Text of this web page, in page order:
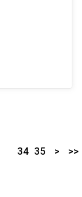
34 35 > >>